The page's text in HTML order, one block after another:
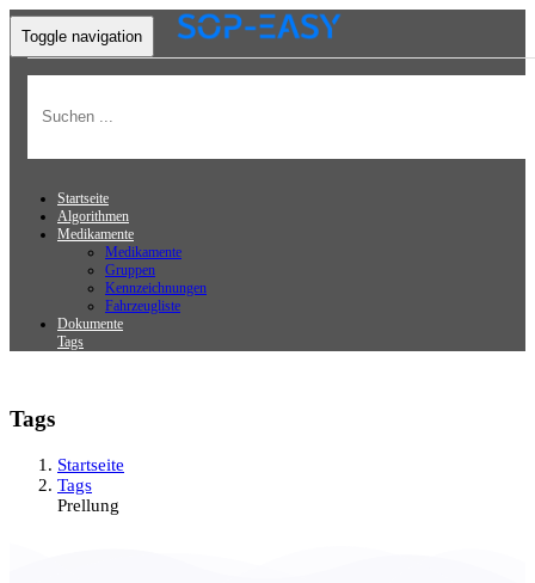
Toggle navigation
Startseite
Algorithmen
Medikamente
Medikamente
Gruppen
Kennzeichnungen
Fahrzeugliste
Dokumente
Tags
Tags
Startseite
Tags
Prellung